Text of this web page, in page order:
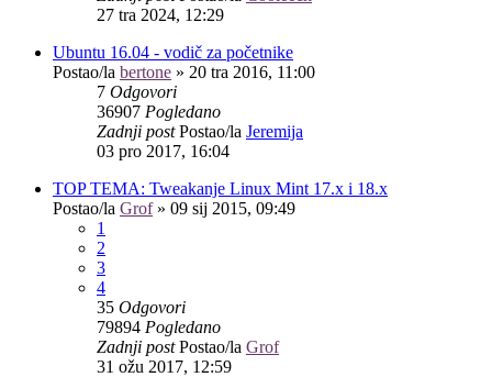
27 tra 2024, 12:29
Ubuntu 16.04 - vodič za početnike
Postao/la bertone » 20 tra 2016, 11:00
7 Odgovori
36907 Pogledano
Zadnji postPostao/la Jeremija
03 pro 2017, 16:04
TOP TEMA: Tweakanje Linux Mint 17.x i 18.x
Postao/la Grof» 09 sij 2015, 09:49
1
2
3
4
35 Odgovori
79894 Pogledano
Zadnji postPostao/la Grof
31 ožu 2017, 12:59